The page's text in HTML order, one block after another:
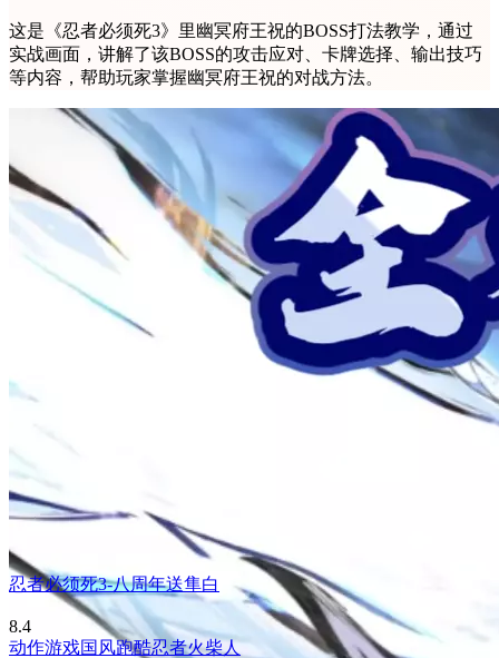
这是《忍者必须死3》里幽冥府王祝的BOSS打法教学，通过
实战画面，讲解了该BOSS的攻击应对、卡牌选择、输出技巧
等内容，帮助玩家掌握幽冥府王祝的对战方法。
忍者必须死3-八周年送隼白
8.4
动作游戏国风跑酷忍者火柴人